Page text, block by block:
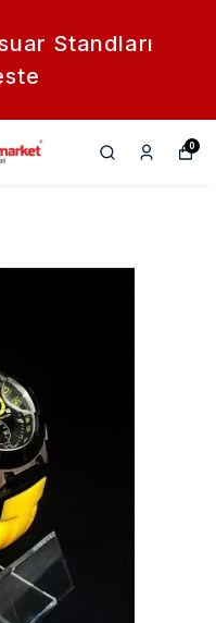
Standları
0